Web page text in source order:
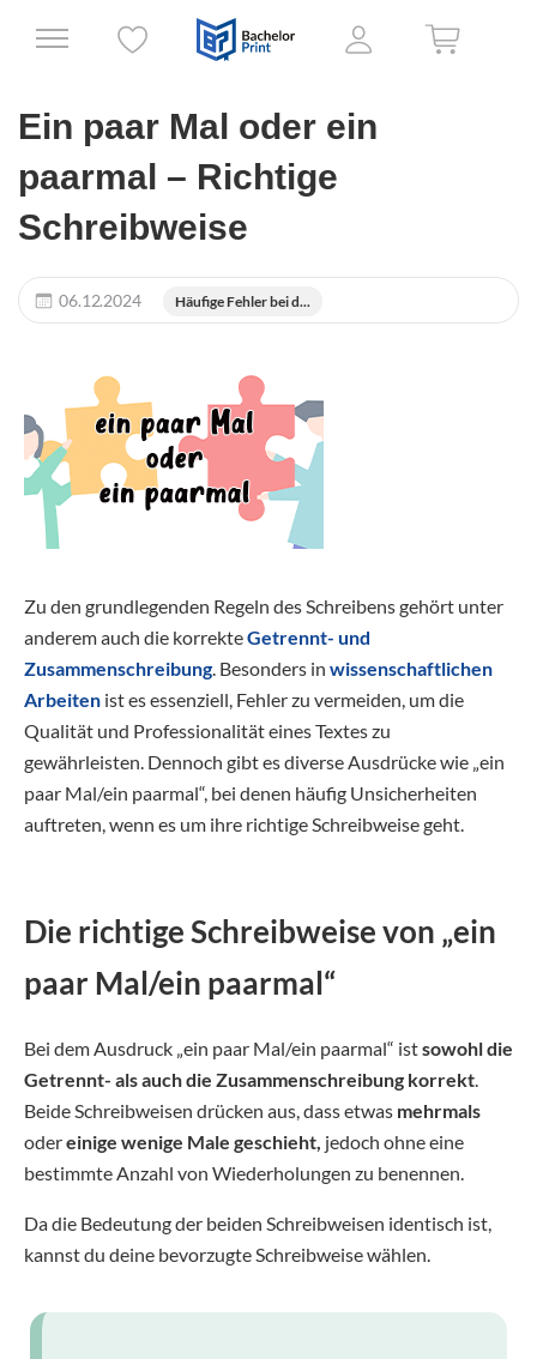
Ein paar Mal oder ein
paarmal – Richtige
Schreibweise
06.12.2024 Häufige Fehler bei d...
Zu den grundlegenden Regeln des Schreibens gehört unter
anderem auch die korrekteGetrennt- und
Zusammenschreibung. Besonders in wissenschaftlichen
Arbeiten ist es essenziell, Fehler zu vermeiden, um die
Qualität und Professionalität eines Textes zu
gewährleisten. Dennoch gibt es diverse Ausdrücke wie „ein
paar Mal/ein paarmal“, bei denen häufig Unsicherheiten
auftreten, wenn es um ihre richtige Schreibweise geht.
Die richtige Schreibweise von „ein
paar Mal/ein paarmal“
Bei dem Ausdruck „ein paar Mal/ein paarmal“ istsowohl die
Getrennt- als auch die Zusammenschreibung korrekt.
Beide Schreibweisen drücken aus, dass etwas mehrmals
odereinige wenige Male geschieht, jedoch ohne eine
bestimmte Anzahl von Wiederholungen zu benennen.
Da die Bedeutung der beiden Schreibweisen identisch ist,
kannst du deine bevorzugte Schreibweise wählen.